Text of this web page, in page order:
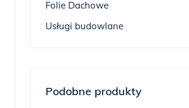
Folie Dachowe
Usługi budowlane
Podobne produkty